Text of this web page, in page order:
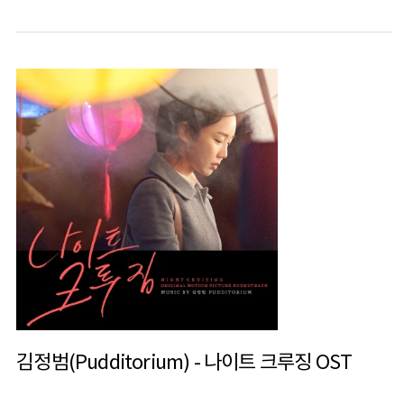
김정범(Pudditorium) - 나이트 크루징 OST